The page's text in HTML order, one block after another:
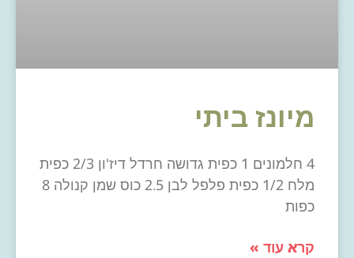
מיונז ביתי
4 חלמונים 1 כפית גדושה חרדל דיז'ון 2/3 כפית
מלח 1/2 כפית פלפל לבן 2.5 כוס שמן קנולה 8
כפות
קרא עוד »